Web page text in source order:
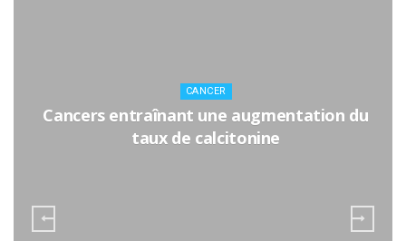
CANCER
Cancers entraînant une augmentation du
taux de calcitonine